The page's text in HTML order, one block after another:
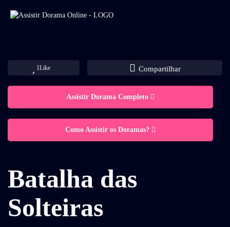
1Like Compartilhar
Assistir Dorama Completo
Como Assistir os Doramas?
Batalha das
Solteiras